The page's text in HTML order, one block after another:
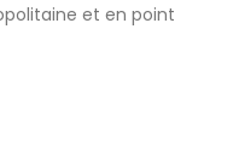
et en point